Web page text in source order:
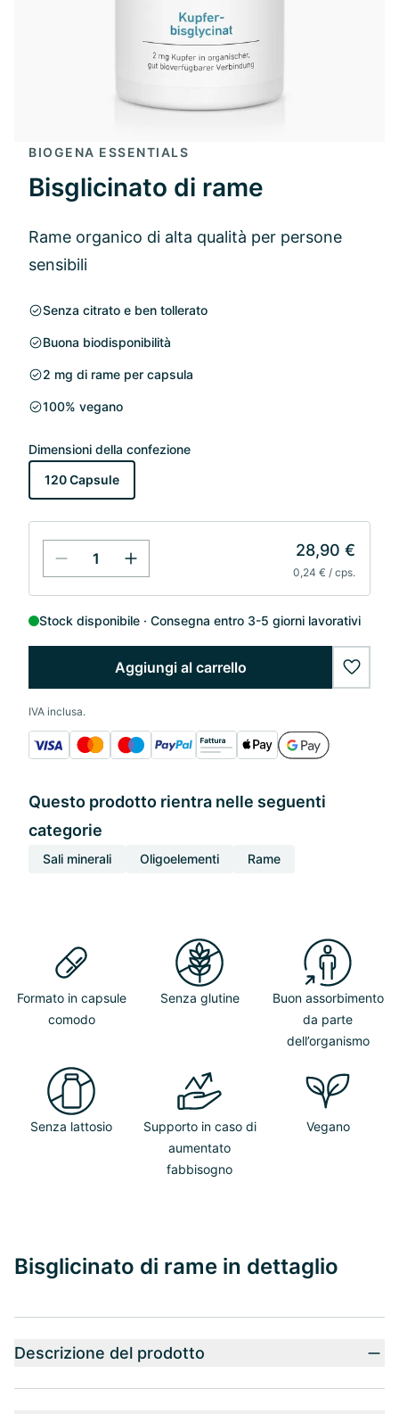
BIOGENA ESSENTIALS
Bisglicinato di rame
Rame organico di alta qualità per persone
sensibili
Senza citrato e ben tollerato
Buona biodisponibilità
2 mg di rame per capsula
100% vegano
Dimensioni della confezione
120 Capsule
28,90 €
0,24 € / cps.
Stock disponibile Consegna entro 3-5 giorni lavorativi
Aggiungi al carrello
IVA inclusa.
Questo prodotto rientra nelle seguenti
categorie
Sali minerali Oligoelementi Rame
Formato in capsule
comodo
Senza glutine
Buon assorbimento
da parte
dell’organismo
Senza lattosio
Supporto in caso di
aumentato
fabbisogno
Vegano
Bisglicinato di rame in dettaglio
Descrizione del prodotto